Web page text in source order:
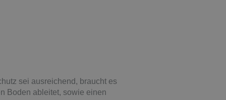
sei ausreichend, braucht es
Boden ableitet, sowie einen